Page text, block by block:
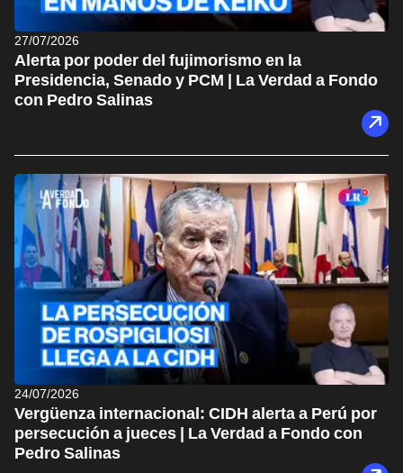
27/07/2026
Alerta por poder del fujimorismo en la
Presidencia, Senado y PCM | La Verdad a Fondo
con Pedro Salinas
24/07/2026
Vergüenza internacional: CIDH alerta a Perú por
persecución a jueces | La Verdad a Fondo con
Pedro Salinas